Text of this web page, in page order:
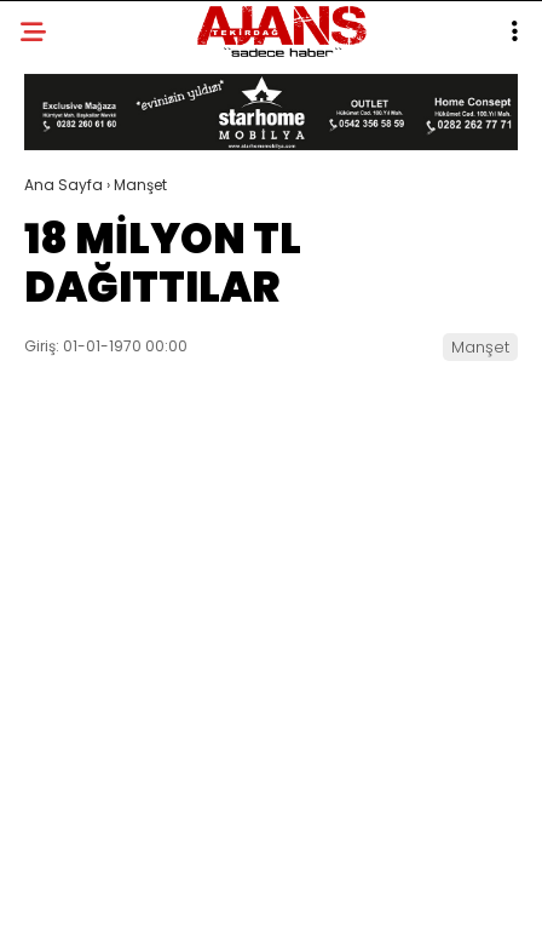
Ana Sayfa ›Manşet
18 MİLYON TL
DAĞITTILAR
Giriş: 01-01-1970 00:00 Manşet